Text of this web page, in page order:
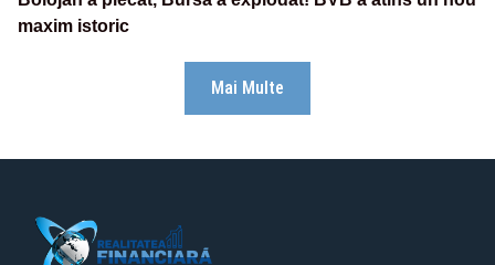
maxim istoric
Mai Multe